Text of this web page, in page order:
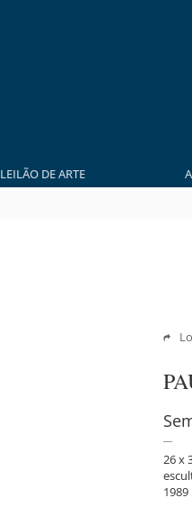
LEILÃO DE ARTE
26 x
1989